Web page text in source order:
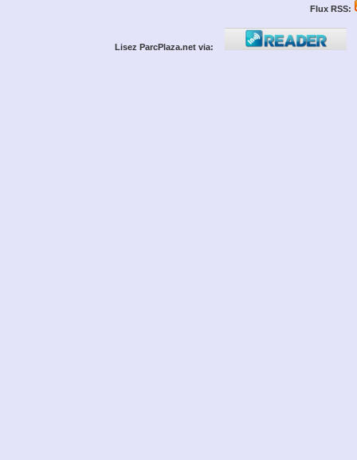
Flux RSS:
Lisez ParcPlaza.net via: